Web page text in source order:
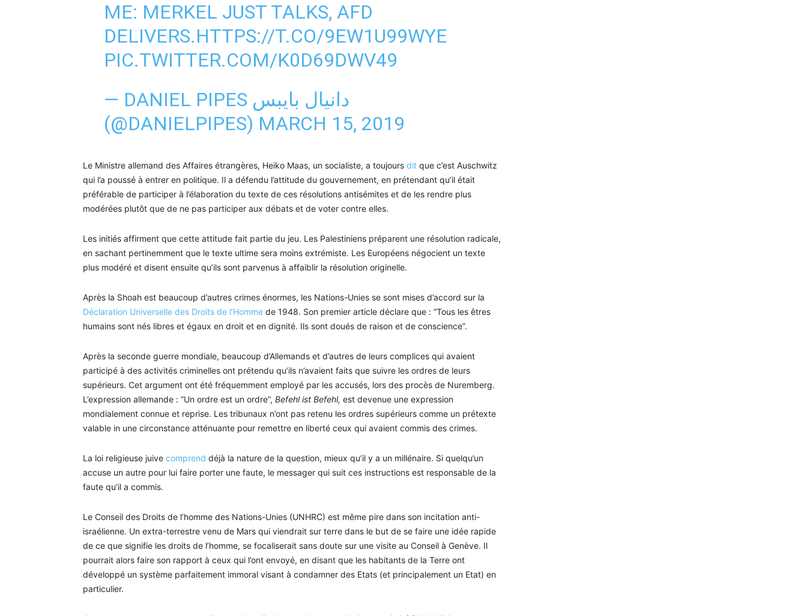
ME: MERKEL JUST TALKS, AFD
DELIVERS.HTTPS://T.CO/9EW1U99WYE
PIC.TWITTER.COM/K0D69DWV49
— DANIEL PIPES دانيال بايبس
(@DANIELPIPES) MARCH 15, 2019
Le Ministre allemand des Affaires étrangères, Heiko Maas, un socialiste, a toujours dit que c’est Auschwitz
qui l’a poussé à entrer en politique. Il a défendu l’attitude du gouvernement, en prétendant qu’il était
préférable de participer à l’élaboration du texte de ces résolutions antisémites et de les rendre plus
modérées plutôt que de ne pas participer aux débats et de voter contre elles.
Les initiés affirment que cette attitude fait partie du jeu. Les Palestiniens préparent une résolution radicale,
en sachant pertinemment que le texte ultime sera moins extrémiste. Les Européens négocient un texte
plus modéré et disent ensuite qu’ils sont parvenus à affaiblir la résolution originelle.
Après la Shoah est beaucoup d’autres crimes énormes, les Nations-Unies se sont mises d’accord sur la
Déclaration Universelle des Droits de l’Homme de 1948. Son premier article déclare que : “Tous les êtres
humains sont nés libres et égaux en droit et en dignité. Ils sont doués de raison et de conscience”.
Après la seconde guerre mondiale, beaucoup d’Allemands et d’autres de leurs complices qui avaient
participé à des activités criminelles ont prétendu qu’ils n’avaient faits que suivre les ordres de leurs
supérieurs. Cet argument ont été fréquemment employé par les accusés, lors des procès de Nuremberg.
L’expression allemande : “Un ordre est un ordre”, Befehlist Befehl, est devenue une expression
mondialement connue et reprise. Les tribunaux n’ont pas retenu les ordres supérieurs comme un prétexte
valable in une circonstance atténuante pour remettre en liberté ceux qui avaient commis des crimes.
La loi religieuse juive comprend déjà la nature de la question, mieux qu’il y a un millénaire. Si quelqu’un
accuse un autre pour lui faire porter une faute, le messager qui suit ces instructions est responsable de la
faute qu’il a commis.
Le Conseil des Droits de l’homme des Nations-Unies (UNHRC) est même pire dans son incitation anti-
israélienne. Un extra-terrestre venu de Mars qui viendrait sur terre dans le but de se faire une idée rapide
de ce que signifie les droits de l’homme, se focaliserait sans doute sur une visite au Conseil à Genève. Il
pourrait alors faire son rapport à ceux qui l’ont envoyé, en disant que les habitants de la Terre ont
développé un système parfaitement immoral visant à condamner des Etats (et principalement un Etat) en
particulier.